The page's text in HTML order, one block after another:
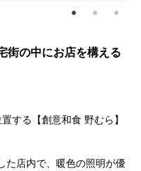
街の中にお店を構える
する【創意和食 野むら】
た店内で、暖色の照明が優